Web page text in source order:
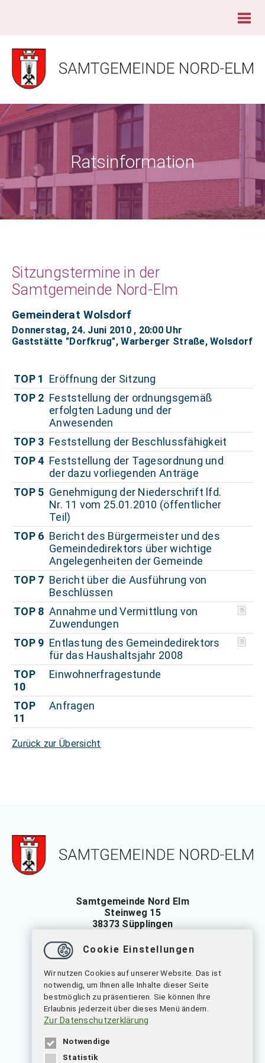
Ratsinformation
Sitzungstermine in der
Samtgemeinde Nord-Elm
Gemeinderat Wolsdorf
Donnerstag, 24. Juni 2010 , 20:00 Uhr
Gaststätte "Dorfkrug", Warberger Straße, Wolsdorf
TOP 1
Eröffnung der Sitzung
TOP 2 Feststellung der ordnungsgemäß
erfolgten Ladung und der
Anwesenden
TOP 3 Feststellung der Beschlussfähigkeit
TOP 4 Feststellung der Tagesordnung und
der dazu vorliegenden Anträge
TOP 5 Genehmigung der Niederschrift lfd.
Nr. 11 vom 25.01.2010 (öffentlicher
Teil)
TOP 6 Bericht des Bürgermeister und des
Gemeindedirektors über wichtige
Angelegenheiten der Gemeinde
TOP 7 Bericht über die Ausführung von
Beschlüssen
TOP 8 Annahme und Vermittlung von
Zuwendungen
TOP 9 Entlastung des Gemeindedirektors
für das Haushaltsjahr 2008
TOP
10
Einwohnerfragestunde
TOP
11
Anfragen
Zurück zur Übersicht
Samtgemeinde Nord Elm
Steinweg 15
38373 Süpplingen
Tel.: 05355 697-0
Fax: 05355 697-13
verwaltung@samtgemeinde-nord-elm.de
Öffnungszeiten
Dienstags auch von: 14.00 bis 18.00 Uhr
Cookie Einstellungen
Wir nutzen Cookies auf unserer Website. Das ist
notwendig, um Ihnen alle Inhalte dieser Seite
bestmöglich zu präsentieren. Sie können Ihre
Erlaubnis jederzeit über dieses Menü ändern.
Zur Datenschutzerklärung
Notwendige
Statistik